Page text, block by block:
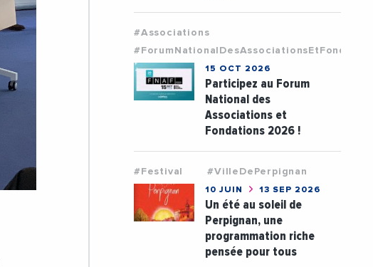
#Associations
15 OCT 2026
Participez au Forum
National des
Associations et
Fondations 2026 !
#Festival #VilleDePerpignan
10 JUIN 13 SEP 2026
Un été au soleil de
Perpignan, une
programmation riche
pensée pour tous